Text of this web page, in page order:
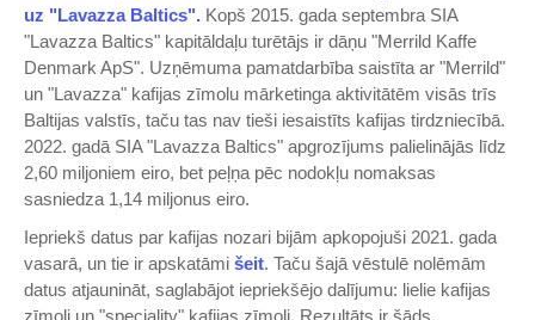
uz "Lavazza Baltics". Kopš 2015. gada septembra SIA
"Lavazza Baltics" kapitāldaļu turētājs ir dāņu "Merrild Kaffe
Denmark ApS". Uzņēmuma pamatdarbība saistīta ar "Merrild"
un "Lavazza" kafijas zīmolu mārketinga aktivitātēm visās trīs
Baltijas valstīs, taču tas nav tieši iesaistīts kafijas tirdzniecībā.
2022. gadā SIA "Lavazza Baltics" apgrozījums palielinājās līdz
2,60 miljoniem eiro, bet peļņa pēc nodokļu nomaksas
sasniedza 1,14 miljonus eiro.
Iepriekš datus par kafijas nozari bijām apkopojuši 2021. gada
vasarā, un tie ir apskatāmi šeit. Taču šajā vēstulē nolēmām
datus atjaunināt, saglabājot iepriekšējo dalījumu: lielie kafijas
zīmoli un "speciality" kafijas zīmoli. Rezultāts ir šāds.